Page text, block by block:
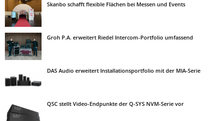
Skanbo schafft flexible Flächen bei Messen und Events
Groh P.A. erweitert Riedel Intercom-Portfolio umfassend
DAS Audio erweitert Installationsportfolio mit der MIA-Serie
QSC stellt Video-Endpunkte der Q-SYS NVM-Serie vor